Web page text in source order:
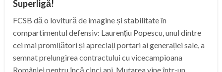
Superligă!
FCSB dă o lovitură de imagine și stabilitate în
compartimentul defensiv: Laurențiu Popescu, unul dintre
cei mai promițători și apreciați portari ai generației sale, a
semnat prelungirea contractului cu vicecampioana
României pentru încă cinci ani. Mutarea vine într-un